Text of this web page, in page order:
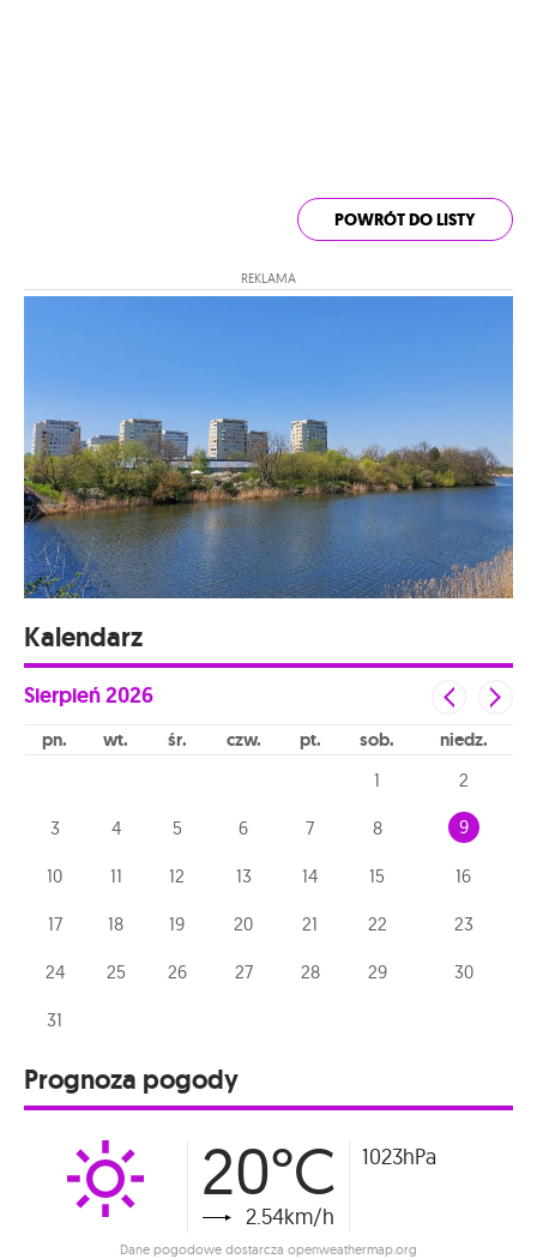
POWRÓT DO LISTY
REKLAMA
Kalendarz
Sierpień2026
pn wt śr czw pt sob niedz
1 2
3 4 5 6 7 8 9
10 11 12 13 14 15 16
17 18 19 20 21 22 23
24 25 26 27 28 29 30
31
Prognoza pogody
20°C
2.54km/h
1023hPa
Dane pogodowe dostarcza openweathermap.org